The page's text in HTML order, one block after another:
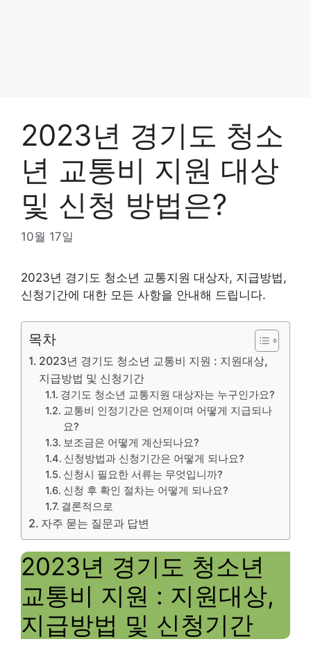
2023년 경기도 청소
년 교통비 지원 대상
및 신청 방법은?
10월 17일
2023년 경기도 청소년 교통지원 대상자, 지급방법,
신청기간에 대한 모든 사항을 안내해 드립니다.
목차
2023년 경기도 청소년 교통비 지원 : 지원대상,
지급방법 및 신청기간
경기도 청소년 교통지원 대상자는 누구인가요?
교통비 인정기간은 언제이며 어떻게 지급되나
요?
보조금은 어떻게 계산되나요?
신청방법과 신청기간은 어떻게 되나요?
신청시 필요한 서류는 무엇입니까?
신청 후 확인 절차는 어떻게 되나요?
결론적으로
자주 묻는 질문과 답변
2023년 경기도 청소년
교통비 지원 : 지원대상,
지급방법 및 신청기간